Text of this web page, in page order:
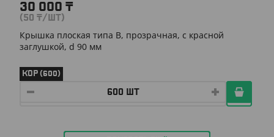
30 000 ₸
(50 ₸/ШТ)
Крышка плоская типа B, прозрачная, с красной
заглушкой, d 90 мм
КОР (600)